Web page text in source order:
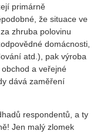
primárně
že situace ve
zhruba polovinu
domácnosti,
atd.), pak výroba
a veřejné
dává zaměření
respondentů, a ty
Jen malý zlomek